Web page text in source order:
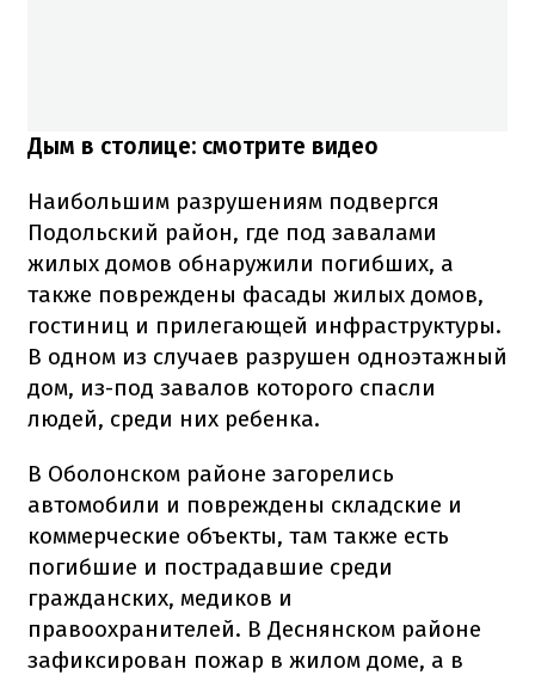
Дым в столице: смотрите видео
Наибольшим разрушениям подвергся
Подольский район, где под завалами
жилых домов обнаружили погибших, а
также повреждены фасады жилых домов,
гостиниц и прилегающей инфраструктуры.
В одном из случаев разрушен одноэтажный
дом, из-под завалов которого спасли
людей, среди них ребенка.
В Оболонском районе загорелись
автомобили и повреждены складские и
коммерческие объекты, там также есть
погибшие и пострадавшие среди
гражданских, медиков и
правоохранителей. В Деснянском районе
зафиксирован пожар в жилом доме, а в